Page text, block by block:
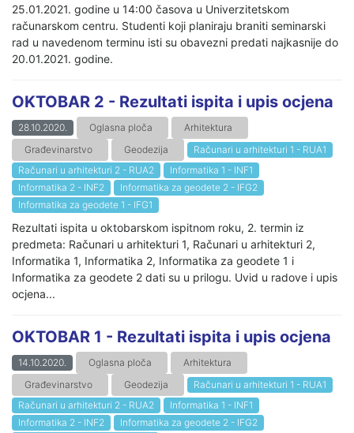
25.01.2021. godine u 14:00 časova u Univerzitetskom
računarskom centru. Studenti koji planiraju braniti seminarski
rad u navedenom terminu isti su obavezni predati najkasnije do
20.01.2021. godine.
OKTOBAR 2 - Rezultati ispita i upis ocjena
28.10.2020. Oglasna ploča
Arhitektura
Građevinarstvo
Geodezija
Računari u arhitekturi 1 - RUA1
Računari u arhitekturi 2 - RUA2
Informatika 1 - INF1
Informatika 2 - INF2
Informatika za geodete 2 - IFG2
Informatika za geodete 1 - IFG1
Rezultati ispita u oktobarskom ispitnom roku, 2. termin iz
predmeta: Računari u arhitekturi 1, Računari u arhitekturi 2,
Informatika 1, Informatika 2, Informatika za geodete 1 i
Informatika za geodete 2 dati su u prilogu. Uvid u radove i upis
ocjena...
OKTOBAR 1 - Rezultati ispita i upis ocjena
14.10.2020. Oglasna ploča
Arhitektura
Građevinarstvo
Geodezija
Računari u arhitekturi 1 - RUA1
Računari u arhitekturi 2 - RUA2
Informatika 1 - INF1
Informatika 2 - INF2
Informatika za geodete 2 - IFG2